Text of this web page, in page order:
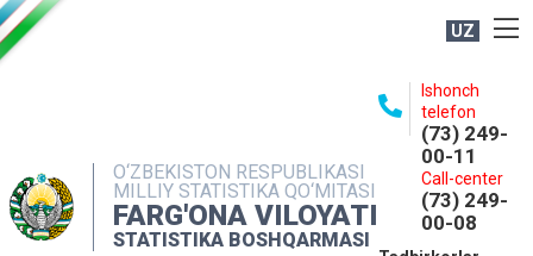
UZ
O‘ZBEKISTON RESPUBLIKASI
MILLIY STATISTIKA QO‘MITASI
FARG'ONA VILOYATI
STATISTIKA BOSHQARMASI
Ishonch
telefon
(73) 249-
00-11
Call-center
(73) 249-
00-08
NASHRLAR
INTERAKTIV XIZMATLAR
MATBUOT XIZMATI